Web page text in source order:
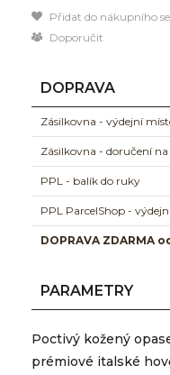
Přidat do nákupního
Doporučit
DOPRAVA
Zásilkovna - výdejní
Zásilkovna - doručení
PPL - balík do ruky
PPL ParcelShop -
DOPRAVA ZDARMA
PARAMETRY
Poctivý kožený
prémiové italské